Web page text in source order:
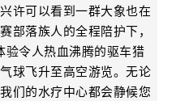
许可以看到一群大象也在
部落族人的全程陪护下，
验令人热血沸腾的驱车猎
球飞升至高空游览。无论
们的水疗中心都会静候您